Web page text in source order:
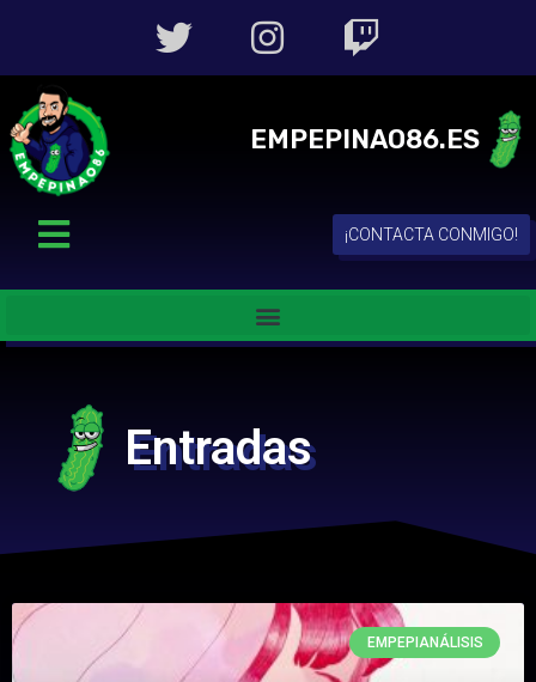
EMPEPINAO86.ES
¡CONTACTA CONMIGO!
Entradas
EMPEPIANÁLISIS